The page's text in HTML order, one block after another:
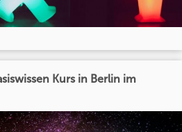
Kurs in Berlin im